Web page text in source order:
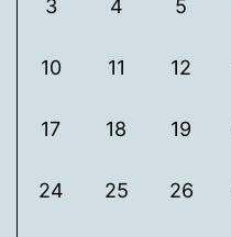
3 4 5
10 11 12
17 18 19
24 25 26